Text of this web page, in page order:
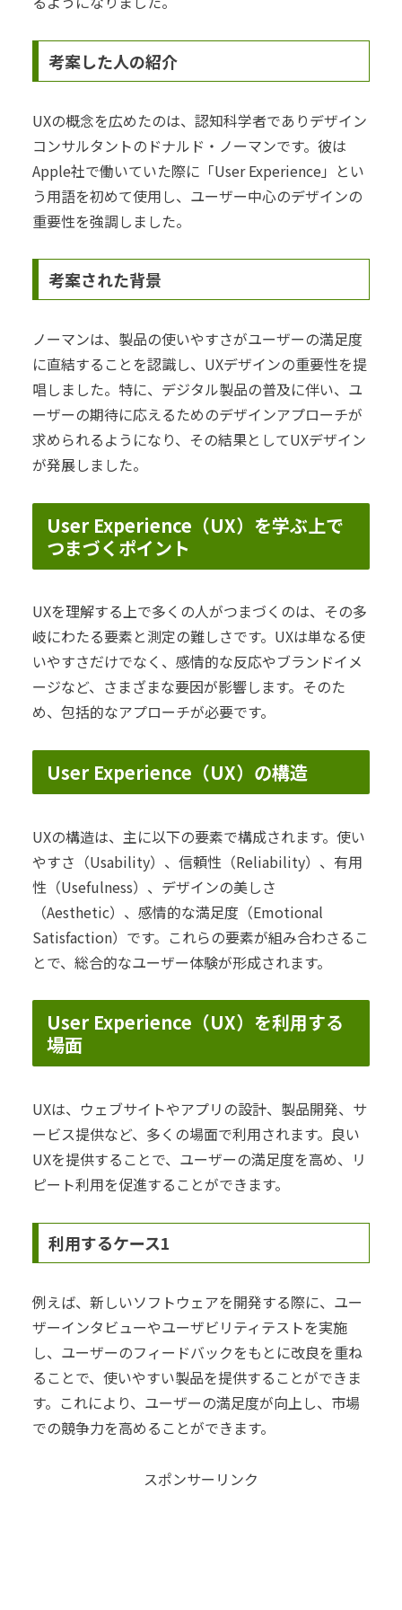
考案した人の紹介
UXの概念を広めたのは、認知科学者でありデザイン
コンサルタントのドナルド・ノーマンです。彼は
Apple社で働いていた際に「User Experience」とい
う用語を初めて使用し、ユーザー中心のデザインの
重要性を強調しました。
考案された背景
ノーマンは、製品の使いやすさがユーザーの満足度
に直結することを認識し、UXデザインの重要性を提
唱しました。特に、デジタル製品の普及に伴い、ユ
ーザーの期待に応えるためのデザインアプローチが
求められるようになり、その結果としてUXデザイン
が発展しました。
User Experience（UX）を学ぶ上で
つまづくポイント
UXを理解する上で多くの人がつまづくのは、その多
岐にわたる要素と測定の難しさです。UXは単なる使
いやすさだけでなく、感情的な反応やブランドイメ
ージなど、さまざまな要因が影響します。そのた
め、包括的なアプローチが必要です。
User Experience（UX）の構造
UXの構造は、主に以下の要素で構成されます。使い
やすさ（Usability）、信頼性（Reliability）、有用
性（Usefulness）、デザインの美しさ
（Aesthetic）、感情的な満足度（Emotional
Satisfaction）です。これらの要素が組み合わさるこ
とで、総合的なユーザー体験が形成されます。
User Experience（UX）を利用する
場面
UXは、ウェブサイトやアプリの設計、製品開発、サ
ービス提供など、多くの場面で利用されます。良い
UXを提供することで、ユーザーの満足度を高め、リ
ピート利用を促進することができます。
利用するケース1
例えば、新しいソフトウェアを開発する際に、ユー
ザーインタビューやユーザビリティテストを実施
し、ユーザーのフィードバックをもとに改良を重ね
ることで、使いやすい製品を提供することができま
す。これにより、ユーザーの満足度が向上し、市場
での競争力を高めることができます。
スポンサーリンク